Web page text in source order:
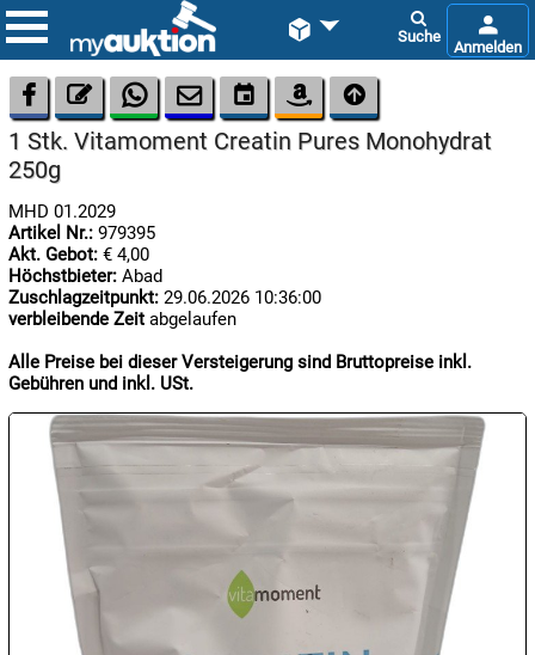
 

07.08:

07.08:
07.08:
Megaabverkauf
      
1 Stk. Vitamoment Creatin Pures Monohydrat
250g
MHD 01.2029
Artikel Nr.: 979395
Akt. Gebot: € 4,00
Höchstbieter: Abad
Zuschlagzeitpunkt: 29.06.2026 10:36:00
verbleibende Zeit abgelaufen
Alle Preise bei dieser Versteigerung sind Bruttopreise inkl.
Gebühren und inkl. USt.